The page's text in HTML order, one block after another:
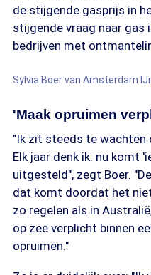
de stijgende gasprijs in
stijgende vraag naar gas
bedrijven met
Sylvia Boer van Amsterdam
'Maak opruimen
"Ik zit steeds te wachten
Elk jaar denk ik: nu komt
uitgesteld", zegt Boer.
dat komt doordat het
zo regelen als in
op zee verplicht binnen
opruimen."